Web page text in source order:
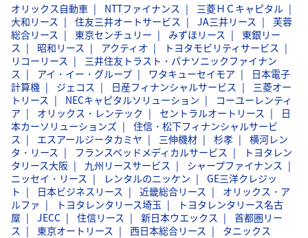
オリックス自動車 NTTファイナンス
三菱ＨＣキャピタル
大和リース
住友三井オートサービス JA三井リース
芙蓉
総合リース
東京センチュリー みずほリース
東銀リー
ス
昭和リース アクティオ
トヨタモビリティサービス
リコーリース
三井住友トラスト・パナソニックファイナン
ス
アイ・イー・グループ ワタキューセイモア
日本電子
計算機
ジェコス 日産フィナンシャルサービス
三菱オー
トリース
NECキャピタルソリューション
コーユーレンティ
ア
オリックス・レンテック セントラルオートリース
日
本カーソリューションズ
住信・松下フィナンシャルサービ
ス
エスアールジータカミヤ 三伸機材 杉孝
横河レン
タ・リース
フランスベッドメディカルサービス
トヨタレン
タリース大阪
九州リースサービス
シャープファイナンス
ニッセイ・リース
レンタルのニッケン
GE三洋クレジッ
ト
日本ビジネスリース 近畿総合リース
オリックス・ア
ルファ
トヨタレンタリース埼玉
トヨタレンタリース名古
屋
JECC 住信リース 新日本ウエックス
首都圏リー
ス
東京オートリース 西日本総合リース タニックス